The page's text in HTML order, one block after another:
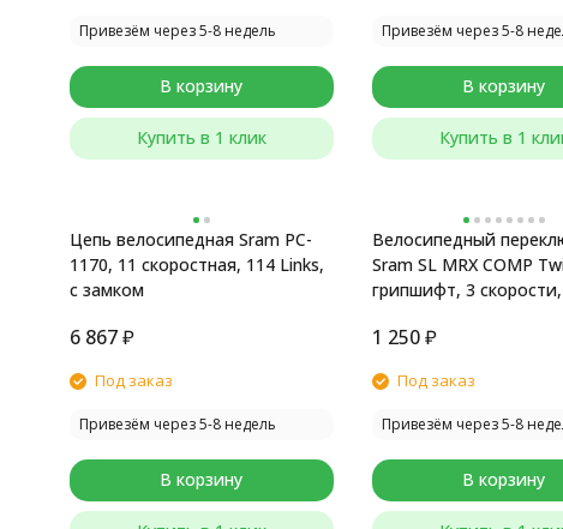
Привезём через 5-8 недель
В корзину
Купить в 1 клик
Привезём через 5-8
В корзину
Купить в 1
Цепь велосипедная Sram PC-
1170, 11 скоростная, 114 Links,
с замком
6 867 ₽
Под заказ
Привезём через 5-8 недель
В корзину
Велосипедный
Sram SL MRX COMP
грипшифт, 3
1 250₽
Под заказ
Привезём через 5-8
В корзину